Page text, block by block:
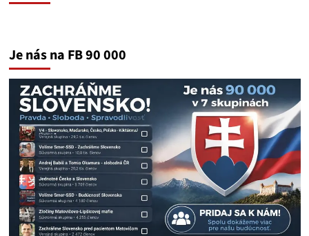
Je nás na FB 90 000